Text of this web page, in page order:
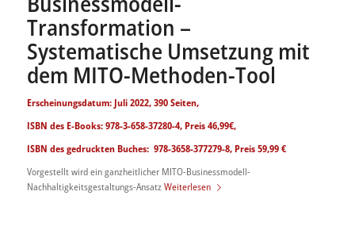
Transformation –
Systematische Umsetzung mit
dem MITO-Methoden-Tool
Erscheinungsdatum: Juli 2022, 390 Seiten,
ISBN des E-Books: 978-3-658-37280-4, Preis 46,99€,
ISBN des gedruckten Buches: 978-3658-377279-8, Preis 59,99 €
Vorgestellt wird ein ganzheitlicher MITO-Businessmodell-
Nachhaltigkeitsgestaltungs-AnsatzWeiterlesen